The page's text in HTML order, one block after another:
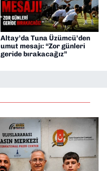
Altay’da Tuna Üzümcü’den
umut mesajı: “Zor günleri
geride bırakacağız”